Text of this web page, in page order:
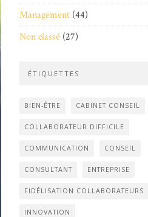
Management (44)
Non classé (27)
ÉTIQUETTES
BIEN-ÊTRE CABINET CONSEIL
COLLABORATEUR DIFFICILE
COMMUNICATION CONSEIL
CONSULTANT ENTREPRISE
FIDÉLISATION COLLABORATEURS
INNOVATION